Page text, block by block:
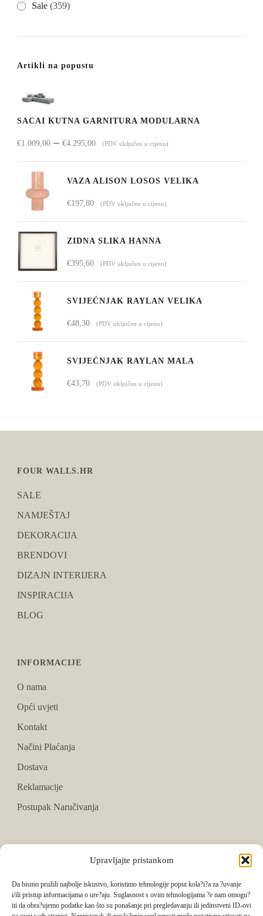
Upravljajte pristankom
Da bismo pružili najbolje iskustvo, koristimo tehnologije poput kola?i?a za ?uvanje
i/ili pristup informacijama o ure?aju. Suglasnost s ovim tehnologijama ?e nam omogu?
iti da obra?ujemo podatke kao što su ponašanje pri pregledavanju ili jedinstveni ID-ovi
Sale (359)
Artikli na popustu
SACAI KUTNA GARNITURA MODULARNA
€1.009,00 – €4.295,00Raspon
cijena:
od
(PDV uključen u cijenu)
VAZA ALISON LOSOS VELIKA
€197,80 (PDV uključen u cijenu)
ZIDNA SLIKA HANNA
€395,60 (PDV uključen u cijenu)
SVIJEĆNJAK RAYLAN VELIKA
€48,30 (PDV uključen u cijenu)
SVIJEĆNJAK RAYLAN MALA
€43,70 (PDV uključen u cijenu)
FOUR WALLS.HR
SALE
NAMJEŠTAJ
DEKORACIJA
BRENDOVI
DIZAJN INTERIJERA
INSPIRACIJA
BLOG
INFORMACIJE
O nama
Opći uvjeti
Kontakt
Načini Plaćanja
Dostava
Reklamacije
Postupak Naručivanja
Instagram